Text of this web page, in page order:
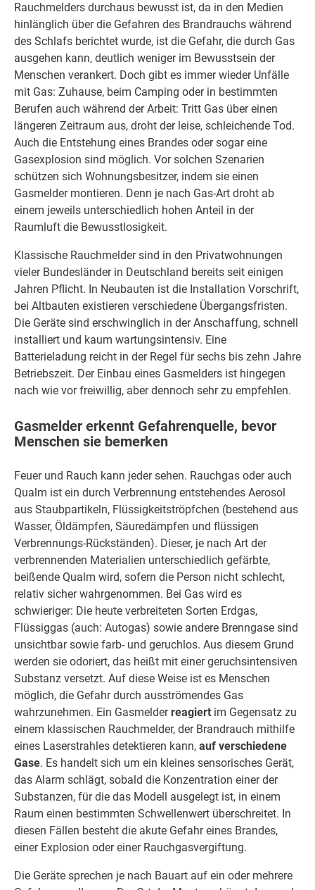
Rauchmelders durchaus bewusst ist, da in den Medien
hinlänglich über die Gefahren des Brandrauchs während
des Schlafs berichtet wurde, ist die Gefahr, die durch Gas
ausgehen kann, deutlich weniger im Bewusstsein der
Menschen verankert. Doch gibt es immer wieder Unfälle
mit Gas: Zuhause, beim Camping oder in bestimmten
Berufen auch während der Arbeit: Tritt Gas über einen
längeren Zeitraum aus, droht der leise, schleichende Tod.
Auch die Entstehung eines Brandes oder sogar eine
Gasexplosion sind möglich. Vor solchen Szenarien
schützen sich Wohnungsbesitzer, indem sie einen
Gasmelder montieren. Denn je nach Gas-Art droht ab
einem jeweils unterschiedlich hohen Anteil in der
Raumluft die Bewusstlosigkeit.
Klassische Rauchmelder sind in den Privatwohnungen
vieler Bundesländer in Deutschland bereits seit einigen
Jahren Pflicht. In Neubauten ist die Installation Vorschrift,
bei Altbauten existieren verschiedene Übergangsfristen.
Die Geräte sind erschwinglich in der Anschaffung, schnell
installiert und kaum wartungsintensiv. Eine
Batterieladung reicht in der Regel für sechs bis zehn Jahre
Betriebszeit. Der Einbau eines Gasmelders ist hingegen
nach wie vor freiwillig, aber dennoch sehr zu empfehlen.
Gasmelder erkennt Gefahrenquelle, bevor
Menschen sie bemerken
Feuer und Rauch kann jeder sehen. Rauchgas oder auch
Qualm ist ein durch Verbrennung entstehendes Aerosol
aus Staubpartikeln, Flüssigkeitströpfchen (bestehend aus
Wasser, Öldämpfen, Säuredämpfen und flüssigen
Verbrennungs-Rückständen). Dieser, je nach Art der
verbrennenden Materialien unterschiedlich gefärbte,
beißende Qualm wird, sofern die Person nicht schlecht,
relativ sicher wahrgenommen. Bei Gas wird es
schwieriger: Die heute verbreiteten Sorten Erdgas,
Flüssiggas (auch: Autogas) sowie andere Brenngase sind
unsichtbar sowie farb- und geruchlos. Aus diesem Grund
werden sie odoriert, das heißt mit einer geruchsintensiven
Substanz versetzt. Auf diese Weise ist es Menschen
möglich, die Gefahr durch ausströmendes Gas
wahrzunehmen. Ein Gasmelderreagiert im Gegensatz zu
einem klassischen Rauchmelder, der Brandrauch mithilfe
eines Laserstrahles detektieren kann, auf verschiedene
Gase. Es handelt sich um ein kleines sensorisches Gerät,
das Alarm schlägt, sobald die Konzentration einer der
Substanzen, für die das Modell ausgelegt ist, in einem
Raum einen bestimmten Schwellenwert überschreitet. In
diesen Fällen besteht die akute Gefahr eines Brandes,
einer Explosion oder einer Rauchgasvergiftung.
Die Geräte sprechen je nach Bauart auf ein oder mehrere